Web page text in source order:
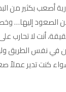
أصعب بكثير من
أنت لا تحارب
في نفس الطريق
كنت تدير عملاً